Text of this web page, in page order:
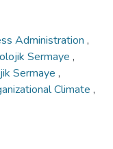
Administration ,
Sermaye ,
Sermaye ,
Climate ,